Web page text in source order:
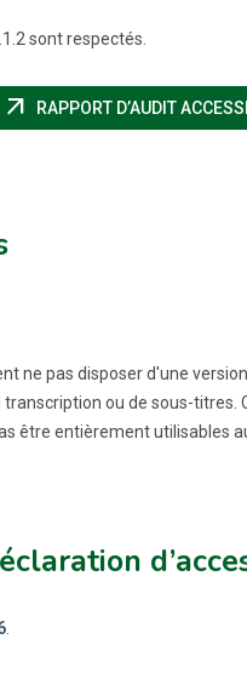
sont respectés.
arrow_outward RAPPORT D’AUDIT
ne pas disposer d'une
ou de sous-
être entièrement utilisables
.